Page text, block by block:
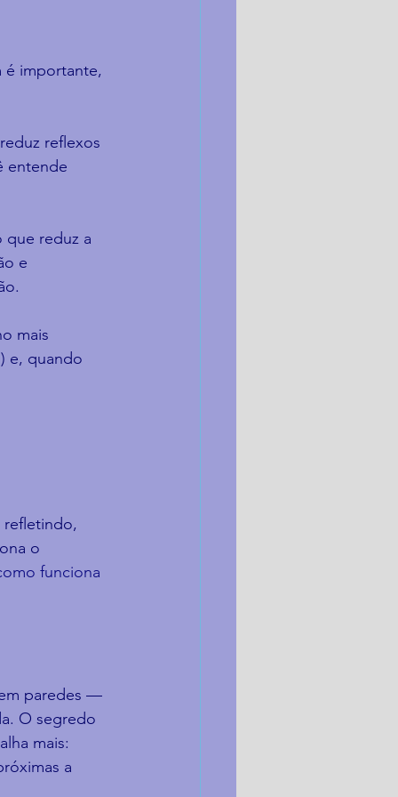
é importante,
reflexos
entende
reduz a
e
mais
e, quando
o
funciona
paredes —
O segredo
mais:
a